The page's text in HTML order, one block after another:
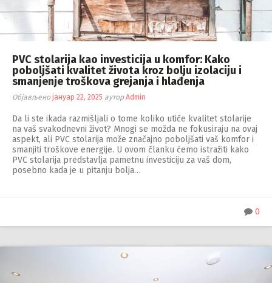
PVC stolarija kao investicija u komfor: Kako
poboljšati kvalitet života kroz bolju izolaciju i
smanjenje troškova grejanja i hlađenja
Објављено јануар 22, 2025 ауторAdmin
Da li ste ikada razmišljali o tome koliko utiče kvalitet stolarije
na vaš svakodnevni život? Mnogi se možda ne fokusiraju na ovaj
aspekt, ali PVC stolarija može značajno poboljšati vaš komfor i
smanjiti troškove energije. U ovom članku ćemo istražiti kako
PVC stolarija predstavlja pametnu investiciju za vaš dom,
posebno kada je u pitanju bolja…
0